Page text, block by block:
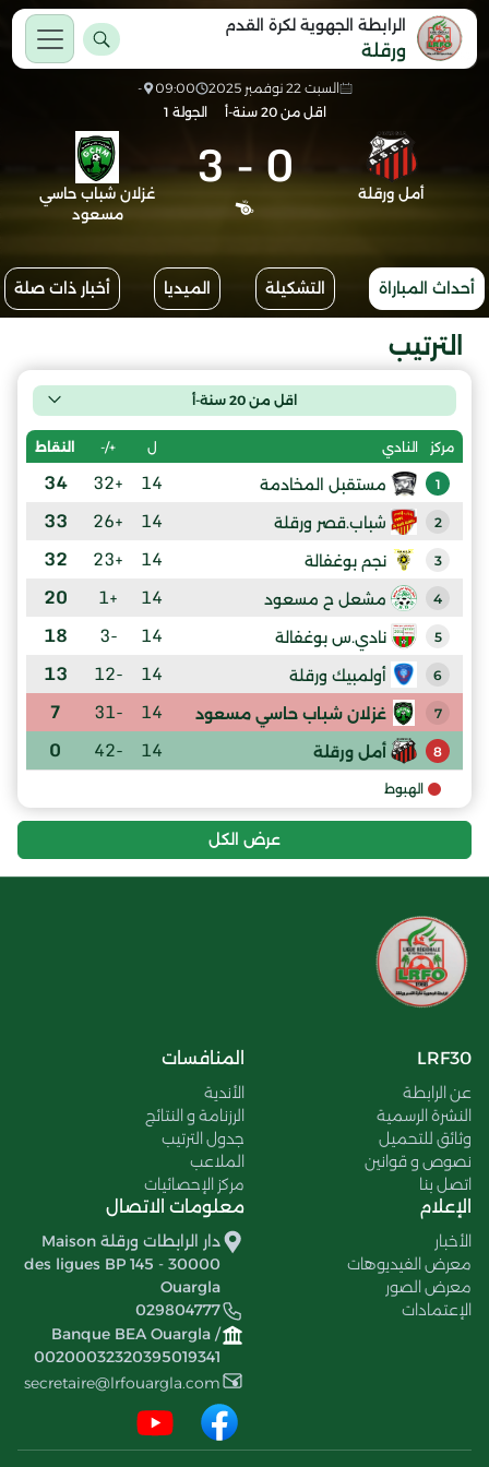
الرابطة الجهوية لكرة القدم
ورقلة
السبت 22 نوفمبر 2025 09:00
-
اقل من 20 سنة-أ
الجولة 1
أمل ورقلة 0
-
3
غزلان شباب حاسي
مسعود
أحداث المباراة التشكيلة الميديا أخبار ذات صلة
الترتيب
اقل من 20 سنة-أ
مركز النادي ل +/- النقاط
1 مستقبل المخادمة 14
+32
34
2 شباب.قصر ورقلة 14
+26
33
3 نجم بوغفالة 14
+23
32
4 مشعل ح مسعود 14
+1
20
5 نادي.س بوغفالة 14
-3
18
6 أولمبيك ورقلة 14
-12
13
7 غزلان شباب حاسي مسعود 14
-31
7
8 أمل ورقلة 14
-42
0
الهبوط
عرض الكل
LRF30
عن الرابطة
النشرة الرسمية
وثائق للتحميل
نصوص و قوانين
اتصل بنا
المنافسات
الأندية
الرزنامة و النتائج
جدول الترتيب
الملاعب
مركز الإحصائيات
الإعلام
الأخبار
معرض الفيديوهات
معرض الصور
الإعتمادات
معلومات الاتصال
دار الرابطات ورقلة Maison
des ligues BP 145 - 30000
Ouargla
029804777
Banque BEA Ouargla /
00200032320395019341
secretaire@lrfouargla.com